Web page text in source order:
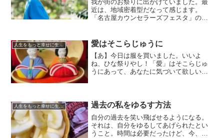
我が街のお祭りに出かけていました。最
近は、地域密着型だなって感じます。
「名古屋カウンセラーズフェスタ」の講
人生をもっと幸せに生きるための 愛はそこらじゅうに
【あ】今日は服を買いました。いいよ
ね、ひな祭りやし！「愛」はそこらじゅ
うにあって、あなたに気づいて欲しいん
人生をもっと幸せに生きるための 過去の私をゆるす方法
自分の過去を笑い飛ばせるようになる。
それは、自分をゆるしてあげられたとい
うこと。時間は必要だったけど、今、そ